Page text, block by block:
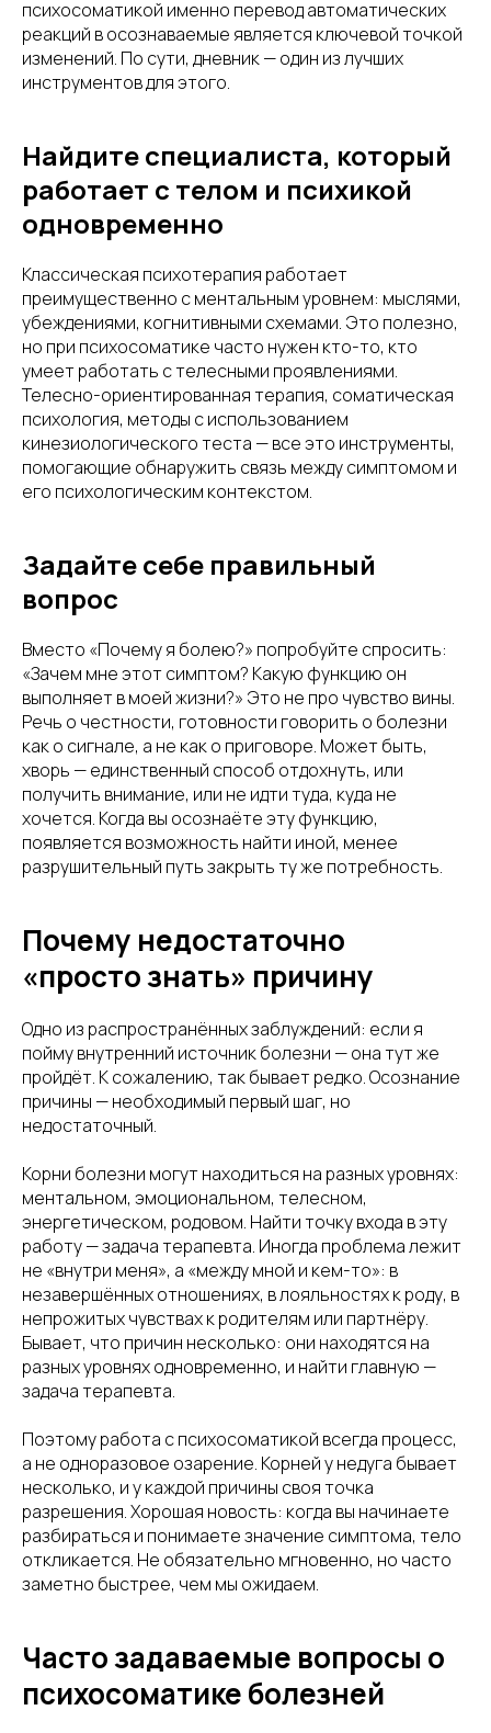
психосоматикой именно перевод автоматических
реакций в осознаваемые является ключевой точкой
изменений. По сути, дневник — один из лучших
инструментов для этого.
Найдите специалиста, который
работает с телом и психикой
одновременно
Классическая психотерапия работает
преимущественно с ментальным уровнем: мыслями,
убеждениями, когнитивными схемами. Это полезно,
но при психосоматике часто нужен кто-то, кто
умеет работать с телесными проявлениями.
Телесно-ориентированная терапия, соматическая
психология, методы с использованием
кинезиологического теста — все это инструменты,
помогающие обнаружить связь между симптомом и
его психологическим контекстом.
Задайте себе правильный
вопрос
Вместо «Почему я болею?» попробуйте спросить:
«Зачем мне этот симптом? Какую функцию он
выполняет в моей жизни?» Это не про чувство вины.
Речь о честности, готовности говорить о болезни
как о сигнале, а не как о приговоре. Может быть,
хворь — единственный способ отдохнуть, или
получить внимание, или не идти туда, куда не
хочется. Когда вы осознаёте эту функцию,
появляется возможность найти иной, менее
разрушительный путь закрыть ту же потребность.
Почему недостаточно
«просто знать» причину
Одно из распространённых заблуждений: если я
пойму внутренний источник болезни — она тут же
пройдёт. К сожалению, так бывает редко. Осознание
причины — необходимый первый шаг, но
недостаточный.
Корни болезни могут находиться на разных уровнях:
ментальном, эмоциональном, телесном,
энергетическом, родовом. Найти точку входа в эту
работу — задача терапевта. Иногда проблема лежит
не «внутри меня», а «между мной и кем-то»: в
незавершённых отношениях, в лояльностях к роду, в
непрожитых чувствах к родителям или партнёру.
Бывает, что причин несколько: они находятся на
разных уровнях одновременно, и найти главную —
задача терапевта.
Поэтому работа с психосоматикой всегда процесс,
а не одноразовое озарение. Корней у недуга бывает
несколько, и у каждой причины своя точка
разрешения. Хорошая новость: когда вы начинаете
разбираться и понимаете значение симптома, тело
откликается. Не обязательно мгновенно, но часто
заметно быстрее, чем мы ожидаем.
Часто задаваемые вопросы о
психосоматике болезней